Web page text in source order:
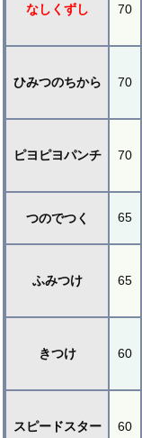
なしくずし 70
ひみつのちから 70
ピヨピヨパンチ 70
つのでつく 65
ふみつけ 65
きつけ 60
スピードスター 60